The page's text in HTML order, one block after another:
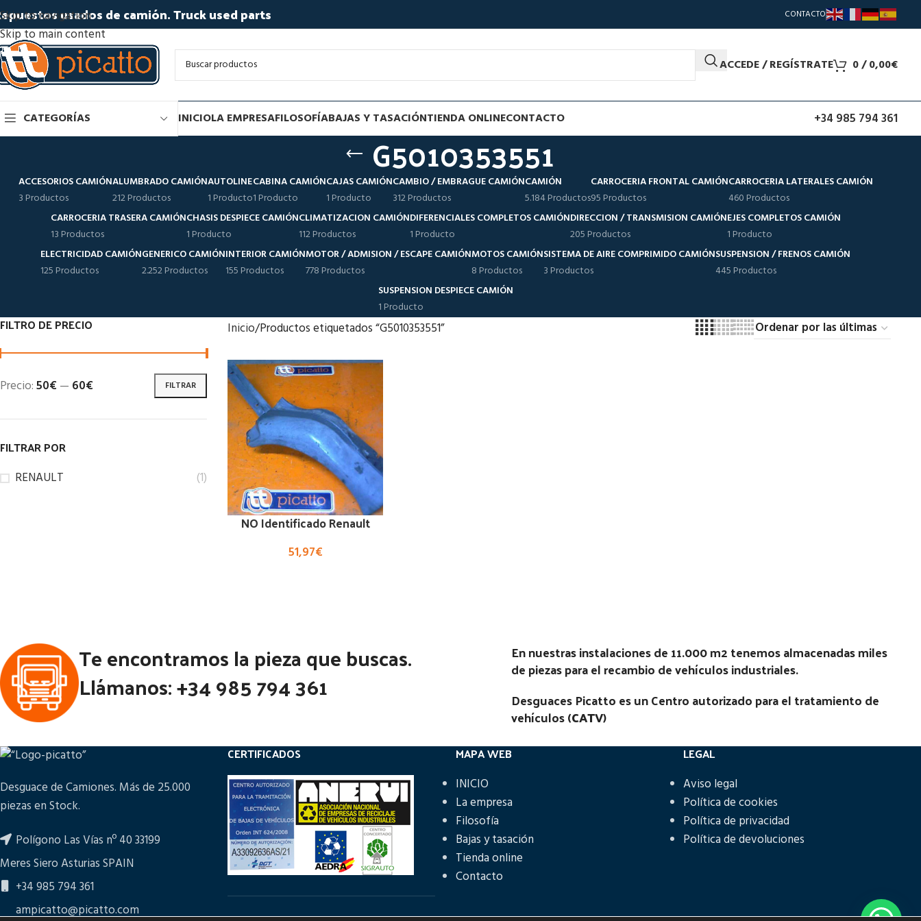
Skip to navigation
Skip to main content
usados de camión. Truck used parts CONTACTO
ACCEDE / REGÍSTRATE 0/0,00€
CATEGORÍAS INICIOLA EMPRESAFILOSOFÍABAJAS Y TASACIÓNTIENDA ONLINECONTACTO +34 985 794 361
G5010353551
ACCESORIOS CAMIÓN
3 Productos
ALUMBRADO CAMIÓN
212 Productos
AUTOLINE
1 Producto
CABINA CAMIÓN
1 Producto
CAJAS CAMIÓN
1 Producto
CAMBIO / EMBRAGUE CAMIÓN
312 Productos
CAMIÓN
5.184 Productos
CARROCERIA FRONTAL CAMIÓN
95 Productos
CARROCERIA LATERALES CAMIÓN
460 Productos
CARROCERIA TRASERA CAMIÓN
13 Productos
CHASIS DESPIECE CAMIÓN
1 Producto
CLIMATIZACION CAMIÓN
112 Productos
DIFERENCIALES COMPLETOS CAMIÓN
1 Producto
DIRECCION / TRANSMISION CAMIÓN
205 Productos
EJES COMPLETOS CAMIÓN
1 Producto
ELECTRICIDAD CAMIÓN
125 Productos
GENERICO CAMIÓN
2.252 Productos
INTERIOR CAMIÓN
155 Productos
MOTOR / ADMISION / ESCAPE CAMIÓN
778 Productos
MOTOS CAMIÓN
8 Productos
SISTEMA DE AIRE COMPRIMIDO CAMIÓN
3 Productos
SUSPENSION / FRENOS CAMIÓN
445 Productos
SUSPENSION DESPIECE CAMIÓN
1 Producto
FILTRO DE PRECIO
FILTRAR
Precio:50€ — 60€
FILTRAR POR
RENAULT (1)
Inicio Productos etiquetados “G5010353551”
NO Identificado Renault
51,97€
Te encontramos la pieza que buscas.
Llámanos: +34 985 794 361
En nuestras instalaciones de 11.000 m2 tenemos almacenadas miles
de piezas para el recambio de vehículos industriales.
Desguaces Picatto es un Centro autorizado para el tratamiento de
vehículos (CATV)
Desguace de Camiones. Más de 25.000
piezas en Stock.
Polígono Las Vías nº 40 33199
Meres Siero Asturias SPAIN
+34 985 794 361
ampicatto@picatto.com
CERTIFICADOS MAPA WEB
INICIO
La empresa
Filosofía
Bajas y tasación
Tienda online
Contacto
LEGAL
Aviso legal
Política de cookies
Política de privacidad
Política de devoluciones